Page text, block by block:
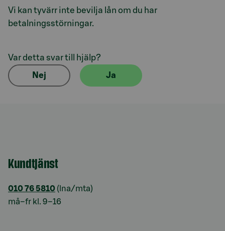
Vi kan tyvärr inte bevilja lån om du har
betalningsstörningar.
Var detta svar till hjälp?
Nej Ja
Kundtjänst
010 76 5810 (lna/mta)
må–fr kl. 9–16